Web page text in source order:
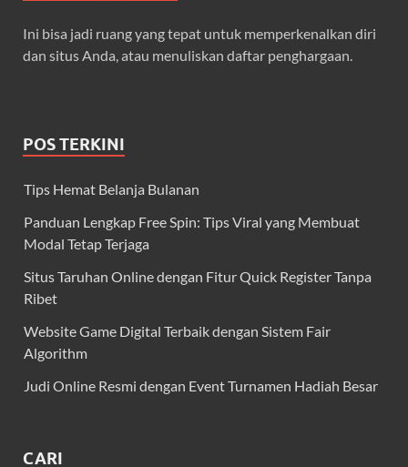
Ini bisa jadi ruang yang tepat untuk memperkenalkan diri
dan situs Anda, atau menuliskan daftar penghargaan.
POS TERKINI
Tips Hemat Belanja Bulanan
Panduan Lengkap Free Spin: Tips Viral yang Membuat
Modal Tetap Terjaga
Situs Taruhan Online dengan Fitur Quick Register Tanpa
Ribet
Website Game Digital Terbaik dengan Sistem Fair
Algorithm
Judi Online Resmi dengan Event Turnamen Hadiah Besar
CARI